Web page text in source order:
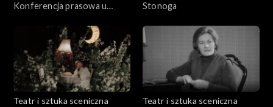
Konferencja prasowa u
Stonoga
Teatr i sztuka sceniczna
Teatr i sztuka sceniczna